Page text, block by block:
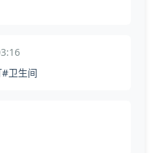
卫生间